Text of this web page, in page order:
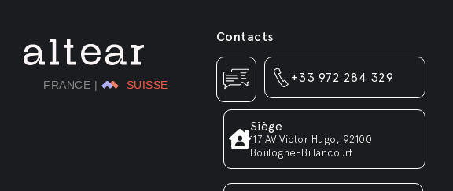
SUISSE
Contacts
+33 972 284 329
Siège
117 AV Victor Hugo, 92100
Boulogne-Billancourt